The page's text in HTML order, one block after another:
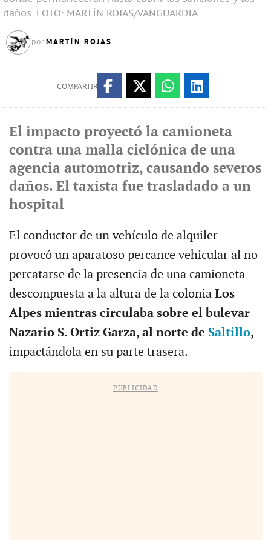
daños. FOTO: MARTÍN ROJAS/VANGUARDIA
por MARTÍN ROJAS
COMPARTIR
El impacto proyectó la camioneta
contra una malla ciclónica de una
agencia automotriz, causando severos
daños. El taxista fue trasladado a un
hospital
El conductor de un vehículo de alquiler
provocó un aparatoso percance vehicular al no
percatarse de la presencia de una camioneta
descompuesta a la altura de la colonia Los
Alpes mientras circulaba sobre el bulevar
Nazario S. Ortiz Garza, al norte de Saltillo,
impactándola en su parte trasera.
PUBLICIDAD